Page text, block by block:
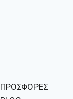
ΠΡΟΣΦΟΡΕΣ